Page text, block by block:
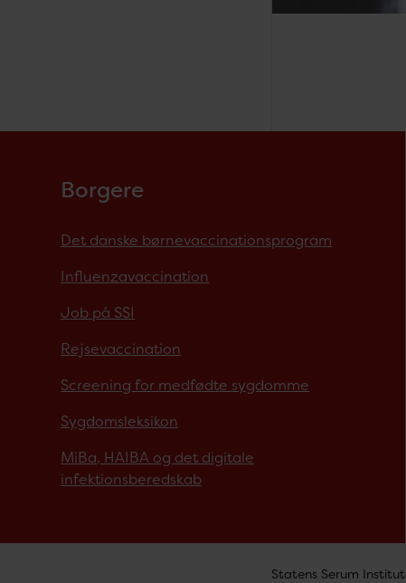
Borgere
Det danske børnevaccinationsprogram
Influenzavaccination
Job på SSI
Rejsevaccination
Screening for medfødte sygdomme
Sygdomsleksikon
MiBa, HAIBA og det digitale
infektionsberedskab
Statens Serum Institut